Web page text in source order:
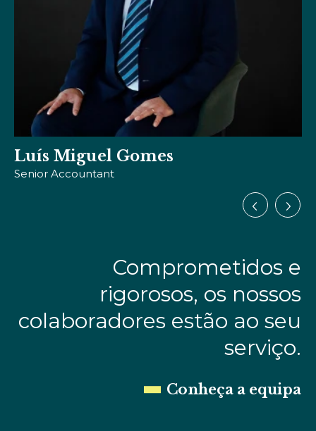
Susana Brazão
Solicitadora
Comprometidos e
rigorosos, os nossos
colaboradores estão ao seu
serviço.
Conheça a equipa